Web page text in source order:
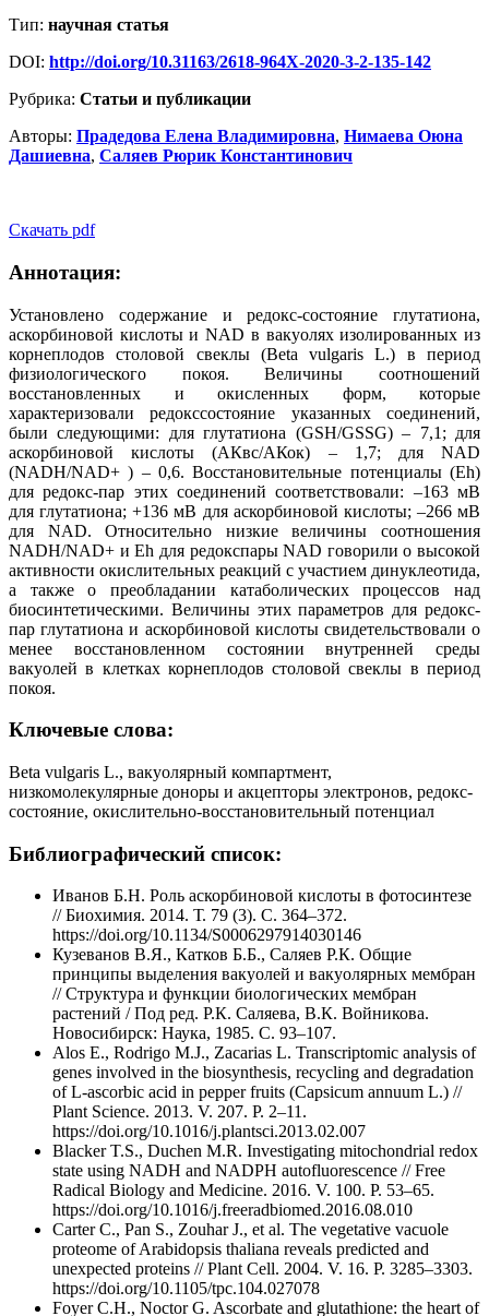
Тип: научная статья
DOI: http://doi.org/10.31163/2618-964X-2020-3-2-135-142
Рубрика: Статьи и публикации
Авторы: Прадедова Елена Владимировна, Нимаева Оюна
Дашиевна, Саляев Рюрик Константинович
Скачать pdf
Аннотация:
Установлено содержание и редокс-состояние глутатиона,
аскорбиновой кислоты и NAD в вакуолях изолированных из
корнеплодов столовой свеклы (Beta vulgaris L.) в период
физиологического покоя. Величины соотношений
восстановленных и окисленных форм, которые
характеризовали редокссостояние указанных соединений,
были следующими: для глутатиона (GSH/GSSG) – 7,1; для
аскорбиновой кислоты (АКвс/АКок) – 1,7; для NAD
(NADH/NAD+ ) – 0,6. Восстановительные потенциалы (Eh)
для редокс-пар этих соединений соответствовали: –163 мВ
для глутатиона; +136 мВ для аскорбиновой кислоты; –266 мВ
для NAD. Относительно низкие величины соотношения
NADH/NAD+ и Eh для редокспары NAD говорили о высокой
активности окислительных реакций с участием динуклеотида,
а также о преобладании катаболических процессов над
биосинтетическими. Величины этих параметров для редокс-
пар глутатиона и аскорбиновой кислоты свидетельствовали о
менее восстановленном состоянии внутренней среды
вакуолей в клетках корнеплодов столовой свеклы в период
покоя.
Ключевые слова:
Beta vulgaris L., вакуолярный компартмент,
низкомолекулярные доноры и акцепторы электронов, редокс-
состояние, окислительно-восстановительный потенциал
Библиографический список:
Иванов Б.Н. Роль аскорбиновой кислоты в фотосинтезе
// Биохимия. 2014. Т. 79 (3). С. 364–372.
https://doi.org/10.1134/S0006297914030146
Кузеванов В.Я., Катков Б.Б., Саляев Р.К. Общие
принципы выделения вакуолей и вакуолярных мембран
// Структура и функции биологических мембран
растений / Под ред. Р.К. Саляева, В.К. Войникова.
Новосибирск: Наука, 1985. С. 93–107.
Alos E., Rodrigo M.J., Zacarias L. Transcriptomic analysis of
genes involved in the biosynthesis, recycling and degradation
of L-ascorbic acid in pepper fruits (Capsicum annuum L.) //
Plant Science. 2013. V. 207. P. 2–11.
https://doi.org/10.1016/j.plantsci.2013.02.007
Blacker T.S., Duchen M.R. Investigating mitochondrial redox
state using NADH and NADPH autofluorescence // Free
Radical Biology and Medicine. 2016. V. 100. P. 53–65.
https://doi.org/10.1016/j.freeradbiomed.2016.08.010
Carter C., Pan S., Zouhar J., et al. The vegetative vacuole
proteome of Arabidopsis thaliana reveals predicted and
unexpected proteins // Plant Cell. 2004. V. 16. P. 3285–3303.
https://doi.org/10.1105/tpc.104.027078
Foyer C.H., Noctor G. Ascorbate and glutathione: the heart of